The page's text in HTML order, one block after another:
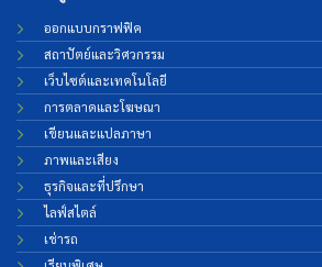
ออกแบบกราฟฟิค
สถาปัตย์และวิศวกรรม
เว็บไซต์และเทคโนโลยี
การตลาดและโฆษณา
เขียนและแปลภาษา
ภาพและเสียง
ธุรกิจและที่ปรึกษา
ไลฟ์สไตล์
เช่ารถ